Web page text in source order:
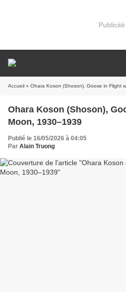
Publicité
Accueil » Ohara Koson (Shoson), Goose in Flight
Ohara Koson (Shoson),
Moon, 1930–1939
Publié le 16/05/2026 à 04:05
Par Alain Truong